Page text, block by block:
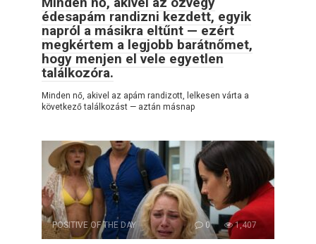
édesapám randizni kezdett, egyik
napról a másikra eltűnt — ezért
megkértem a legjobb barátnőmet,
hogy menjen el vele egyetlen
találkozóra.
Minden nő, akivel az apám randizott, lelkesen várta a
következő találkozást — aztán másnap
POSITIVE OF THE DAY 0 1,407